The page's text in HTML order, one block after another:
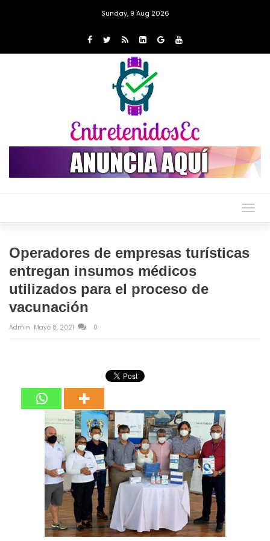
Sunday, 9 Aug 2026
Operadores de empresas turísticas
entregan insumos médicos
utilizados para el proceso de
vacunación
Admin Mayo 8, 2021 0